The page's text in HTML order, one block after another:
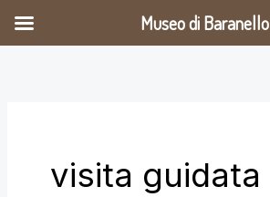
visita guidata
Museo di Baranello